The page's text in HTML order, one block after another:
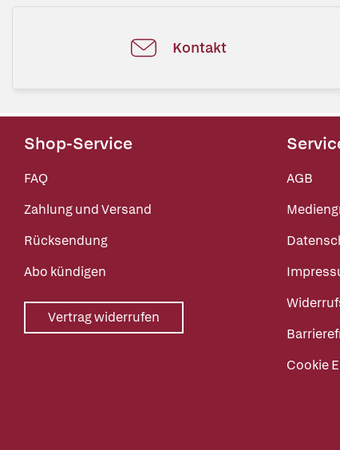
Kontakt
Shop-Service
FAQ
Zahlung und Versand
Rücksendung
Abo kündigen
Vertrag widerrufen
AGB
Cookie